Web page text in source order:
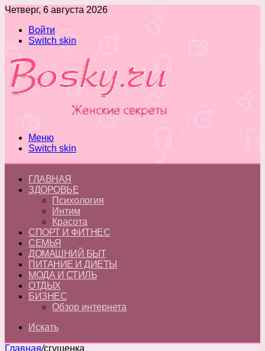
Четверг, 6 августа 2026
Войти
Switch skin
Меню
Switch skin
ГЛАВНАЯ
ЗДОРОВЬЕ
Психология
Интим
Красота
СПОРТ И ФИТНЕС
СЕМЬЯ
ДОМАШНИЙ БЫТ
ПИТАНИЕ И ДИЕТЫ
МОДА И СТИЛЬ
ОТДЫХ
БИЗНЕС
Обзор интернета
Искать
Главная/сгущенка